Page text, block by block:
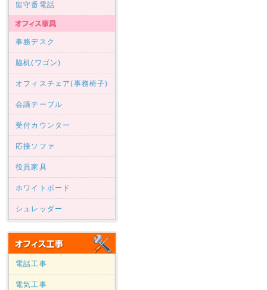
留守番電話
事務デスク
脇机(ワゴン)
オフィスチェア(事務椅子)
会議テーブル
受付カウンター
応接ソファ
役員家具
ホワイトボード
シュレッダー
電話工事
電気工事